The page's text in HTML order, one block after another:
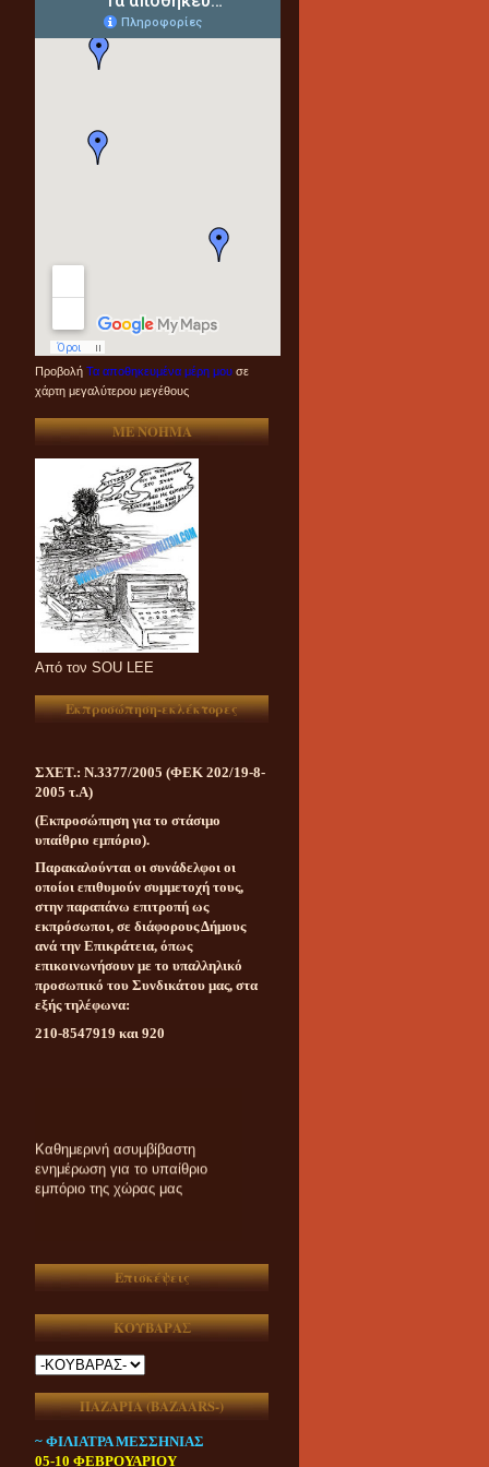
Προβολή Τα αποθηκευμένα μέρη μου σε
χάρτη μεγαλύτερου μεγέθους
ME NOHMA
Aπό τον SOU LEE
Εκπροσώπηση-εκλέκτορες
ΣΧΕΤ.: Ν.3377/2005 (ΦΕΚ 202/19-8-
2005 τ.Α)
(Εκπροσώπηση για το στάσιμο
υπαίθριο εμπόριο).
Παρακαλούνται οι συνάδελφοι οι
οποίοι επιθυμούν συμμετοχή τους,
στην παραπάνω επιτροπή ως
εκπρόσωποι, σε διάφορους Δήμους
ανά την Επικράτεια, όπως
επικοινωνήσουν με το υπαλληλικό
προσωπικό του Συνδικάτου μας, στα
εξής τηλέφωνα:
210-8547919 και 920
ενημέρωση για το υπαίθριο
εμπόριο της χώρας μας
Επισκέψεις
ΚΟΥΒΑΡΑΣ
ΠΑΖΑΡΙΑ (ΒAZAARS-)
~ ΦΙΛΙΑΤΡΑ ΜΕΣΣΗΝΙΑΣ
05-10 ΦΕΒΡΟΥΑΡΙΟΥ